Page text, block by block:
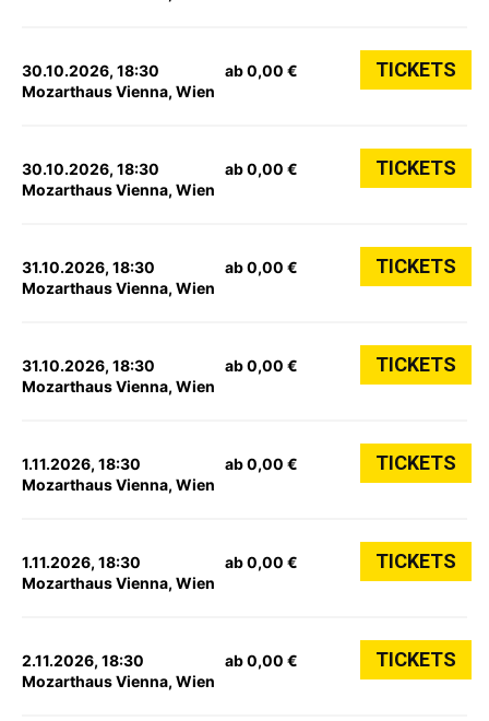
30.10.2026, 18:30
Mozarthaus Vienna, Wien
ab 0,00 € TICKETS
30.10.2026, 18:30
Mozarthaus Vienna, Wien
ab 0,00 € TICKETS
31.10.2026, 18:30
Mozarthaus Vienna, Wien
ab 0,00 € TICKETS
31.10.2026, 18:30
Mozarthaus Vienna, Wien
ab 0,00 € TICKETS
1.11.2026, 18:30
Mozarthaus Vienna, Wien
ab 0,00 € TICKETS
1.11.2026, 18:30
Mozarthaus Vienna, Wien
ab 0,00 € TICKETS
2.11.2026, 18:30
Mozarthaus Vienna, Wien
ab 0,00 € TICKETS